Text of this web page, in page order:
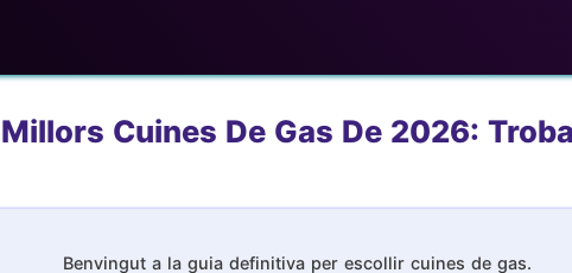
Cuines De Gas De 2026:
Benvingut a la guia definitiva per escollir cuines de gas.